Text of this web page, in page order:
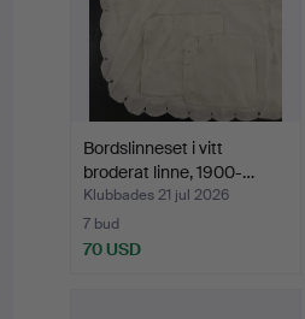
Bordslinneset i vitt
broderat linne, 1900-…
Klubbades 21 jul 2026
7 bud
70 USD